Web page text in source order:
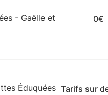
- Gaëlle et
0€
Éduquées Tarifs sur